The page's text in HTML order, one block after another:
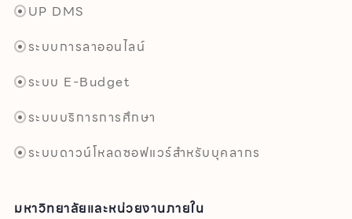
UP DMS
ระบบการลาออนไลน์
ระบบ E-Budget
ระบบบริการการศึกษา
ระบบดาวน์โหลดซอฟแวร์สำหรับบุคลากร
มหาวิทยาลัยและหน่วยงานภายใน